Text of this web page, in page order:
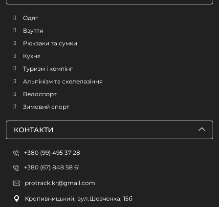
Одяг
Взуття
Рюкзаки та сумки
Кухня
Туризм і кемпінг
Альпінізм та скелелазіння
Велоспорт
Зимовий спорт
КОНТАКТИ
+380 (99) 495 37 28
+380 (67) 848 58 61
protrack.kr@gmail.com
Кропивницький, вул.Шевченка, 15б